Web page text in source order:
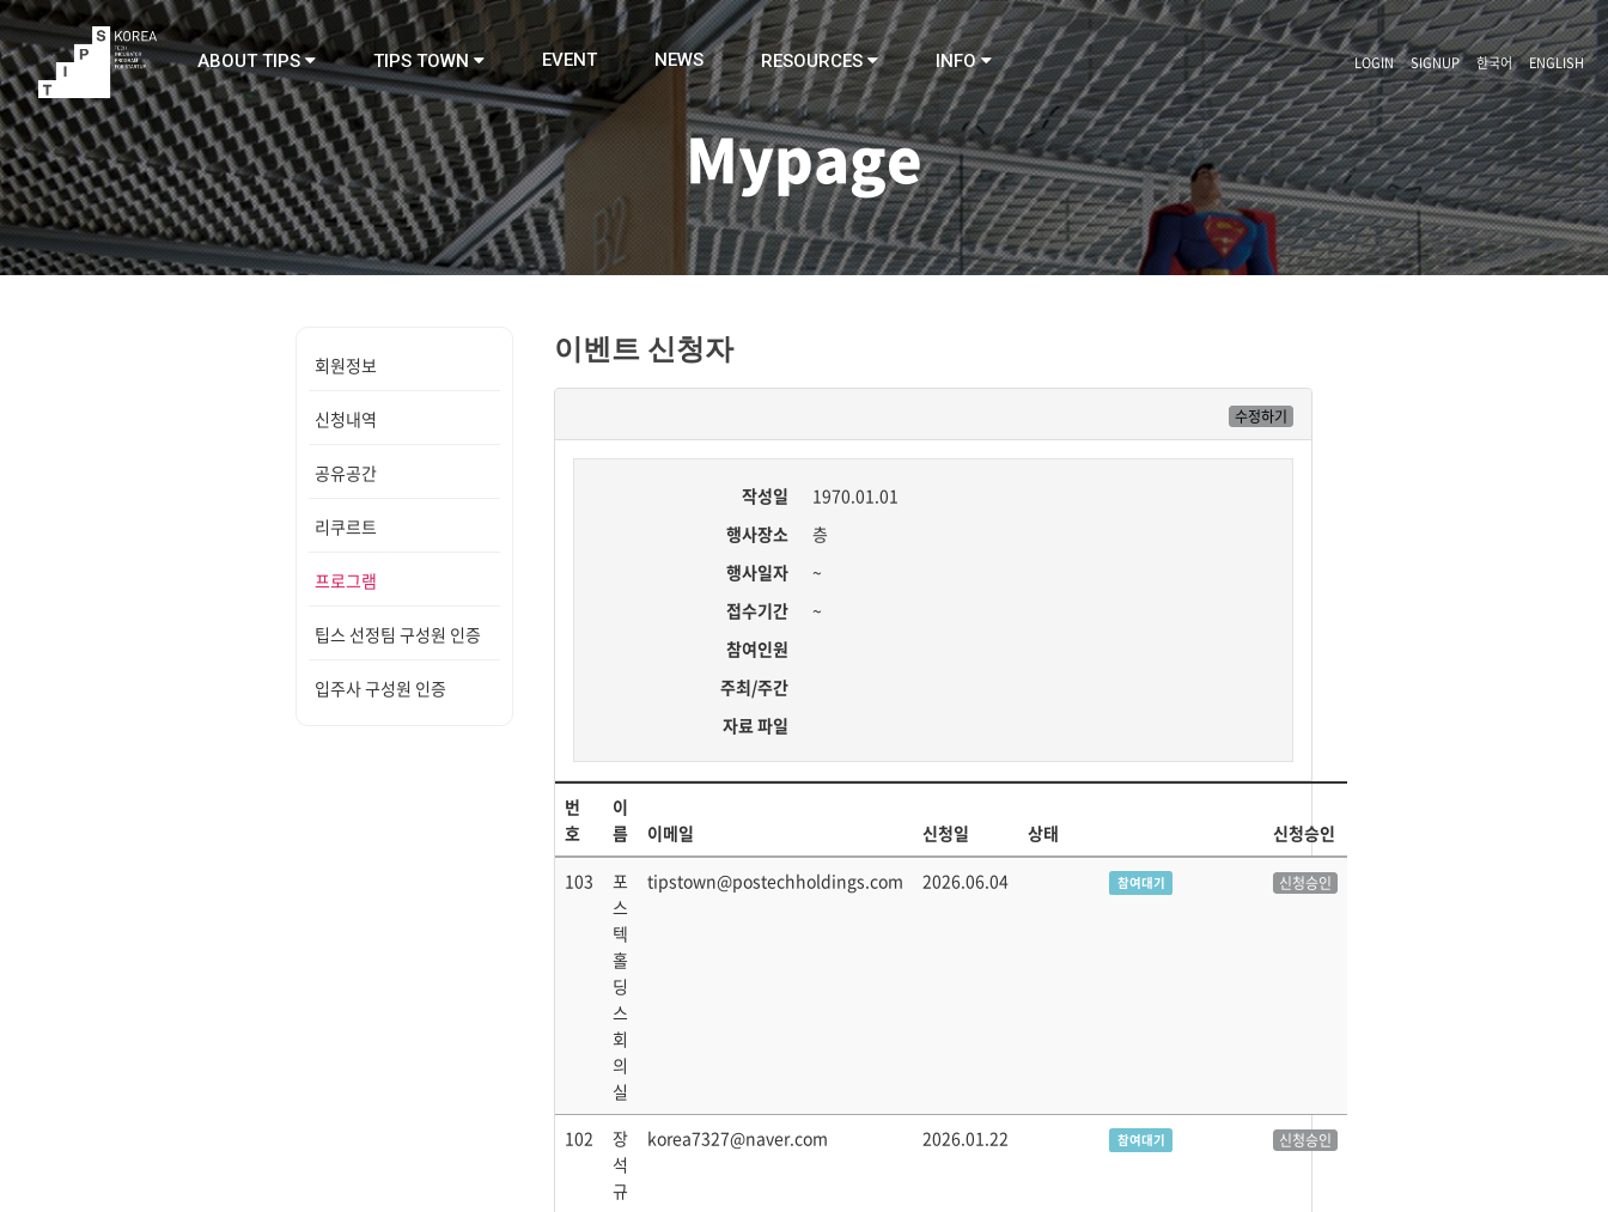
한국어 ENGLISH
LOGIN SIGNUP
TIPS
ABOUT TIPS TIPS TOWN EVENT NEWS RESOURCES INFO
Mypage
이벤트 신청자
수정하기
작성일
1970.01.01
행사장소
층
행사일자
~
접수기간
~
참여인원
주최/주간
자료 파일
번
호
이
름
이메일 신청일 상태
신청승인
103
포
스
텍
홀
딩
스
회
의
실
tipstown@postechholdings.com 2026.06.04 참여대기 신청승인
102
장
석
규
korea7327@naver.com 2026.01.22 참여대기 신청승인
회원정보
신청내역
공유공간
리쿠르트
프로그램
팁스 선정팀 구성원 인증
입주사 구성원 인증